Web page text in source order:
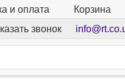
и оплата
Корзина
звонок